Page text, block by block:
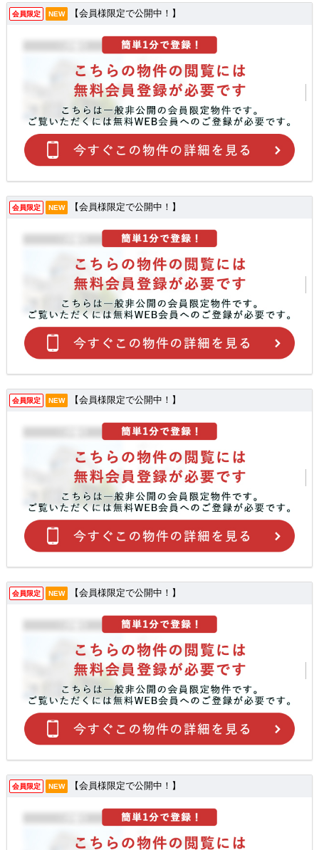
会員限定 NEW 【会員様限定で公開中！】
会員限定 NEW 【会員様限定で公開中！】
会員限定 NEW 【会員様限定で公開中！】
会員限定 NEW 【会員様限定で公開中！】
会員限定 NEW 【会員様限定で公開中！】